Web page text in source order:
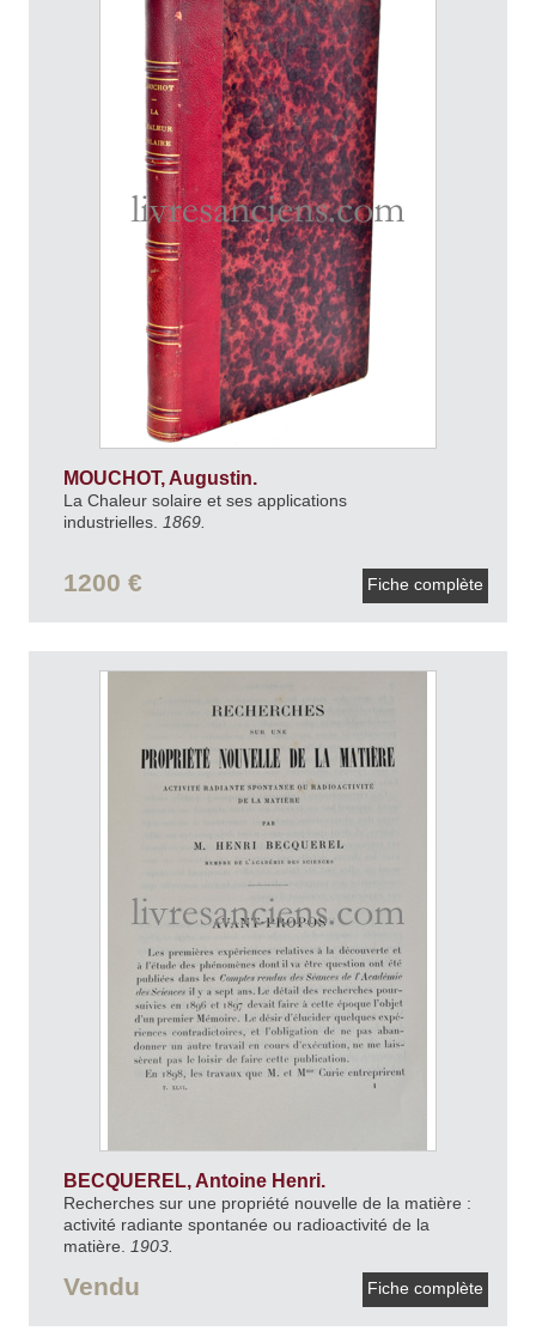
MOUCHOT, Augustin.
La Chaleur solaire et ses applications
industrielles.
1869.
1200 € Fiche complète
BECQUEREL, Antoine Henri.
Recherches sur une propriété nouvelle de la matière :
activité radiante spontanée ou radioactivité de la
matière.
1903.
Vendu Fiche complète